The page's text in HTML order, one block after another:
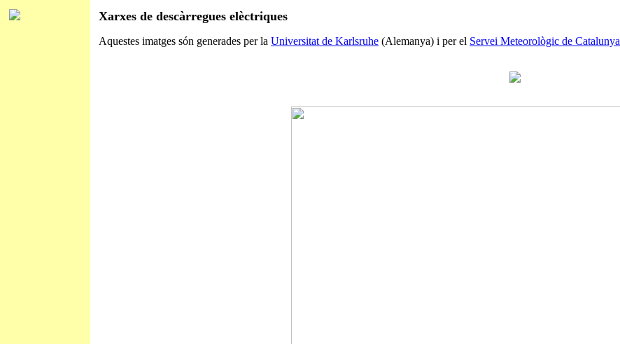
Xarxes de descàrregues elèctriques
Aquestes imatges són generades per la Universitat de Karlsruhe (Alemanya) i per el Servei Meteorològic de Catalunya